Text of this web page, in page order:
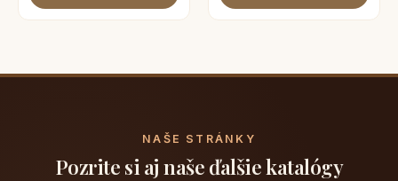
NAŠE STRÁNKY
Pozrite si aj naše ďalšie katalógy